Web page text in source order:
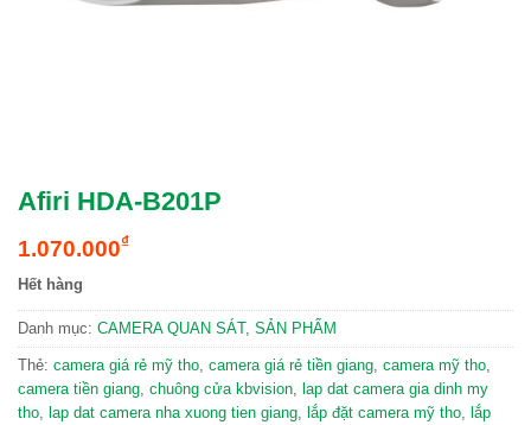
Afiri HDA-B201P
1.070.000₫
Hết hàng
Danh mục: CAMERA QUAN SÁT, SẢN PHẨM
Thẻ: camera giá rẻ mỹ tho camera giá rẻ tiền giang camera mỹ tho
camera tiền giang chuông cửa kbvision
lap dat camera gia dinh my
tho
lap dat camera nha xuong tien giang lắp đặt camera mỹ tho
lắp